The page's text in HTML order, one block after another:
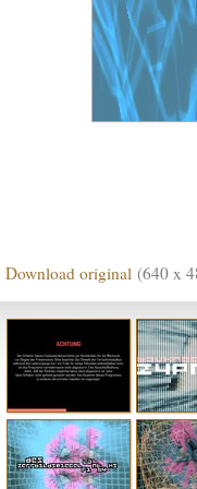
Download original (640 x